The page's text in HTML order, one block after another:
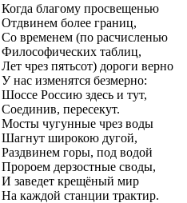
Когда благому просвещенью
Отдвинем более границ,
Со временем (по расчисленью
Философических таблиц,
Лет чрез пятьсот) дороги верно
У нас изменятся безмерно:
Шоссе Россию здесь и тут,
Соединив, пересекут.
Мосты чугунные чрез воды
Шагнут широкою дугой,
Раздвинем горы, под водой
Пророем дерзостные своды,
И заведет крещёный мир
На каждой станции трактир.